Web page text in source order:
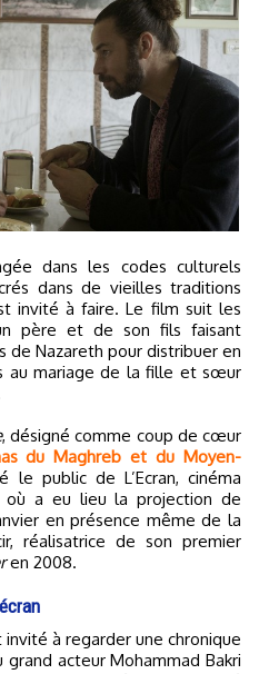
dans les codes culturels
dans de vieilles traditions
invité à faire. Le film suit les
père et de son fils faisant
de Nazareth pour distribuer en
au mariage de la fille et sœur
, désigné comme coup de cœur
du Maghreb et du Moyen-
le public de L’Ecran, cinéma
où a eu lieu la projection de
en présence même de la
réalisatrice de son premier
en 2008.
à regarder une chronique
acteur Mohammad Bakri